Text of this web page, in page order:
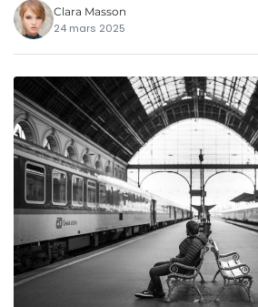
Clara Masson
24 mars 2025